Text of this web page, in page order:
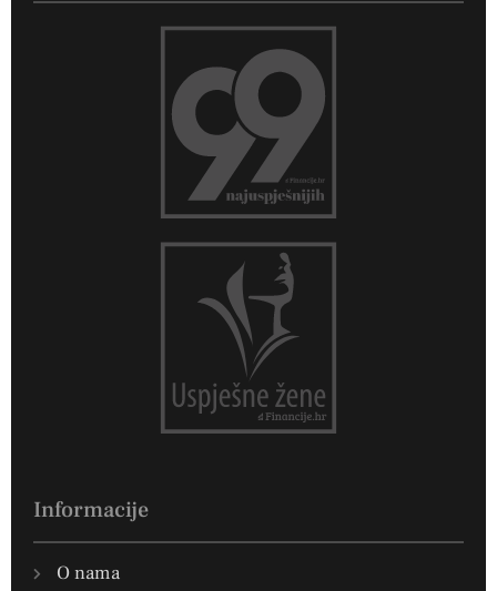
Informacije
O nama